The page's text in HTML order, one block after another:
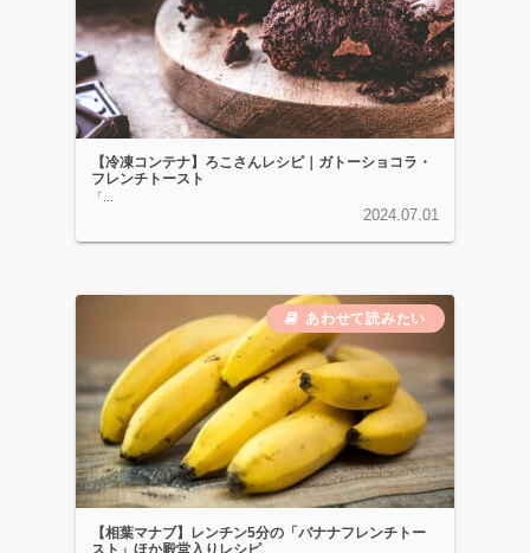
【冷凍コンテナ】ろこさんレシピ｜ガトーショコラ・
フレンチトースト
「...
2024.07.01
【相葉マナブ】レンチン5分の「バナナフレンチトー
スト」ほか殿堂入りレシピ